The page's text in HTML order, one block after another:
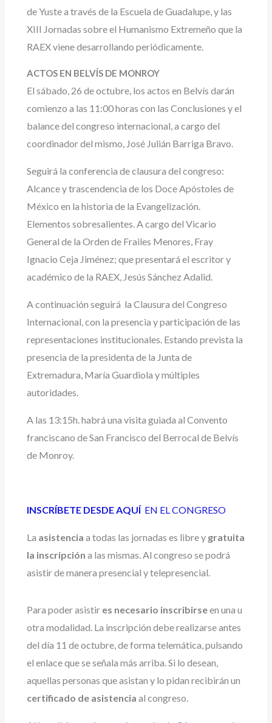
de Yuste a través de la Escuela de Guadalupe, y las
XIII Jornadas sobre el Humanismo Extremeño que la
RAEX viene desarrollando periódicamente.
ACTOS EN BELVÍS DE MONROY
El sábado, 26 de octubre, los actos en Belvís darán
comienzo a las 11:00 horas con las Conclusiones y el
balance del congreso internacional, a cargo del
coordinador del mismo, José Julián Barriga Bravo.
Seguirá la conferencia de clausura del congreso:
Alcance y trascendencia de los Doce Apóstoles de
México en la historia de la Evangelización.
Elementos sobresalientes. A cargo del Vicario
General de la Orden de Frailes Menores, Fray
Ignacio Ceja Jiménez; que presentará el escritor y
académico de la RAEX, Jesús Sánchez Adalid.
A continuación seguirá la Clausura del Congreso
Internacional, con la presencia y participación de las
representaciones institucionales. Estando prevista la
presencia de la presidenta de la Junta de
Extremadura, María Guardiola y múltiples
autoridades.
A las 13:15h. habrá una visita guiada al Convento
franciscano de San Francisco del Berrocal de Belvís
de Monroy.
INSCRÍBETE DESDE AQUÍEN EL CONGRESO
La asistencia a todas las jornadas es libre y gratuita
la inscripción a las mismas. Al congreso se podrá
asistir de manera presencial y telepresencial.
Para poder asistir es necesario inscribirseen una u
otra modalidad. La inscripción debe realizarse antes
del día 11 de octubre, de forma telemática, pulsando
el enlace que se señala más arriba. Si lo desean,
aquellas personas que asistan y lo pidan recibirán un
certificado de asistencia al congreso.